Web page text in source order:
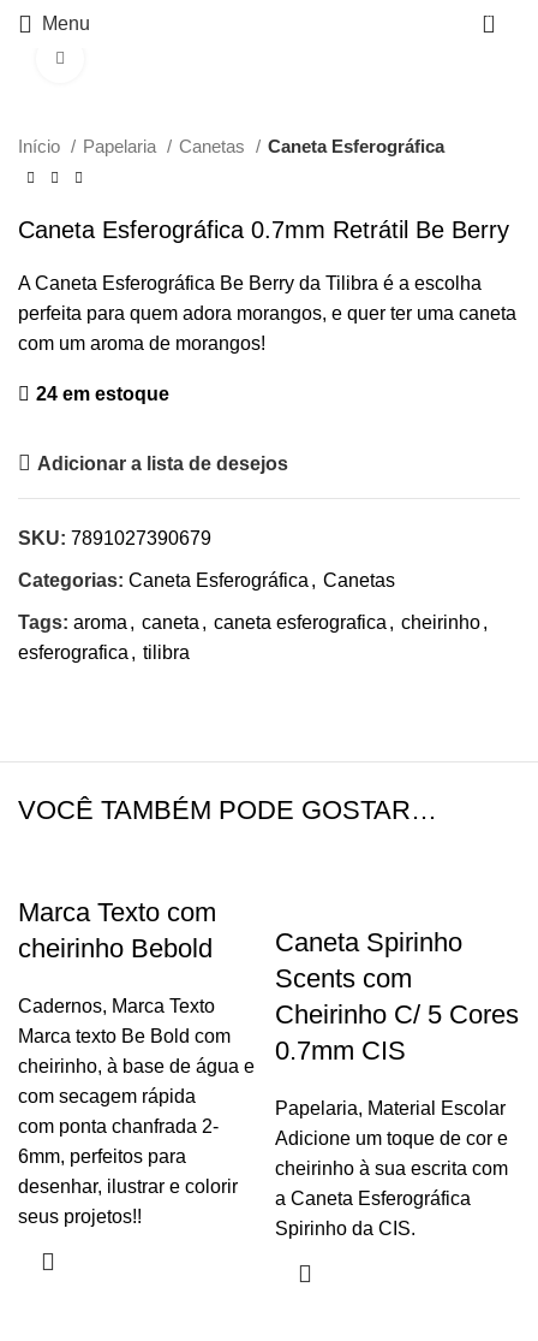
Menu 0
Início Papelaria Canetas Caneta Esferográfica
Caneta Esferográfica 0.7mm Retrátil Be Berry
A Caneta Esferográfica Be Berry da Tilibra é a escolha
perfeita para quem adora morangos, e quer ter uma caneta
com um aroma de morangos!
24 em estoque
Adicionar a lista de desejos
SKU: 7891027390679
Categorias: Caneta Esferográfica , Canetas
Tags: aroma , caneta , caneta esferografica , cheirinho,
esferografica , tilibra
VOCÊ TAMBÉM PODE GOSTAR…
Marca Texto com
cheirinho Bebold
Cadernos, Marca Texto
Marca texto Be Bold com
cheirinho, à base de água e
com secagem rápida
com ponta chanfrada 2-
6mm, perfeitos para
desenhar, ilustrar e colorir
seus projetos!!
Caneta Spirinho
Scents com
Cheirinho C/ 5 Cores
0.7mm CIS
Papelaria, Material Escolar
Adicione um toque de cor e
cheirinho à sua escrita com
a Caneta Esferográfica
Spirinho da CIS.